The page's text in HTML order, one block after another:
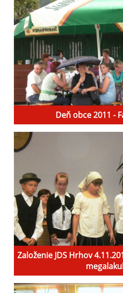
Deň obce 2011 -
Založenie JDS Hrhov